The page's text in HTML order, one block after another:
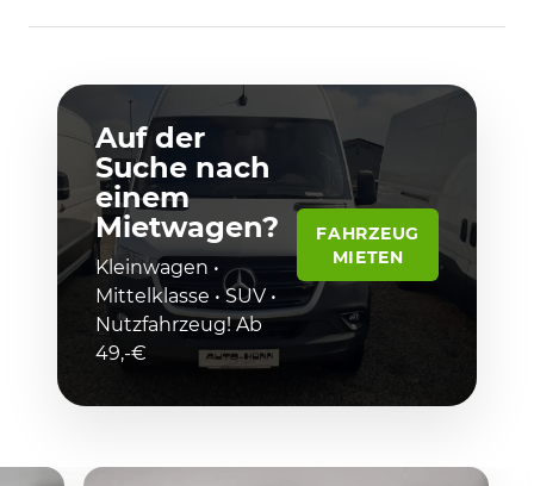
Auf der
Suche nach
einem
Mietwagen?
Kleinwagen •
Mittelklasse • SUV •
Nutzfahrzeug! Ab
49,-€
FAHRZEUG
MIETEN